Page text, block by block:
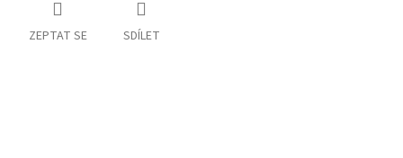
ZEPTAT SE SDÍLET